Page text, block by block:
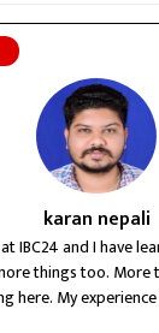
karan nepali
IBC24 and I have
things too. More
here. My